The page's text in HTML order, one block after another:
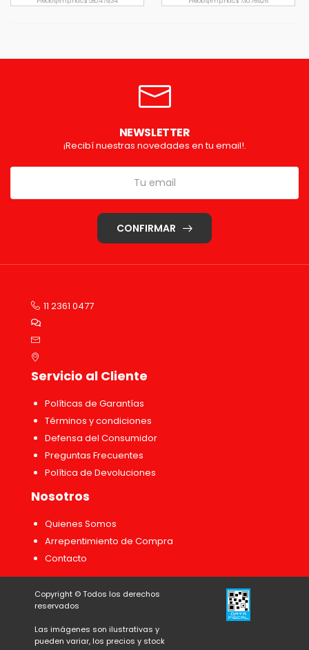
NEWSLETTER
¡Recibí nuestras novedades en tu email!.
CONFIRMAR
11 2361 0477
Servicio al Cliente
Políticas de Garantías
Términos y condiciones
Defensa del Consumidor
Preguntas Frecuentes
Política de Devoluciones
Nosotros
Quienes Somos
Arrepentimiento de Compra
Contacto
Copyright ©Todos los derechos
reservados
Las imágenes son ilustrativas y
pueden variar, los precios y stock